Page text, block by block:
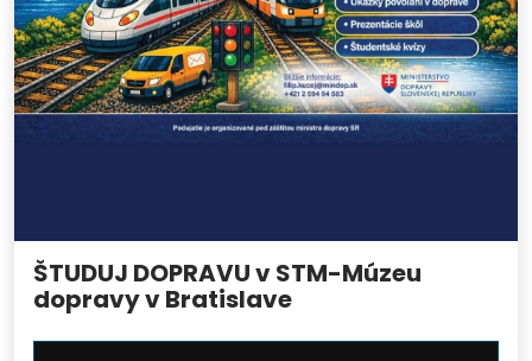
ŠTUDUJ DOPRAVU v STM-Múzeu
dopravy v Bratislave